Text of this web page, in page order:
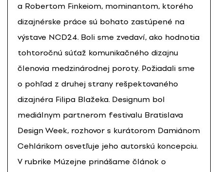
a Robertom Finkeiom, mominantom, ktorého
dizajnérske práce sú bohato zastúpené na
výstave NCD´24. Boli sme zvedaví, ako hodnotia
tohtoročnú súťaž komunikačného dizajnu
členovia medzinárodnej poroty. Požiadali sme
o pohľad z druhej strany rešpektovaného
dizajnéra Filipa Blažeka. Designum bol
mediálnym partnerom festivalu Bratislava
Design Week, rozhovor s kurátorom Damiánom
Cehlárikom osvetľuje jeho autorskú koncepciu.
V rubrike Múzejne prinášame článok o